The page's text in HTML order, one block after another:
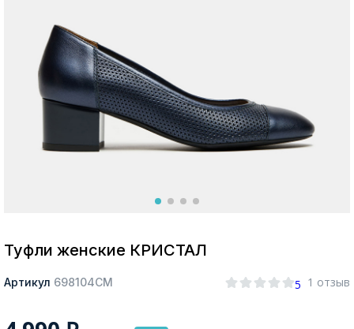
Москва
Да, все верно Изменить город
Туфли женские КРИСТАЛ
Артикул 698104СМ 5 1 отзыв